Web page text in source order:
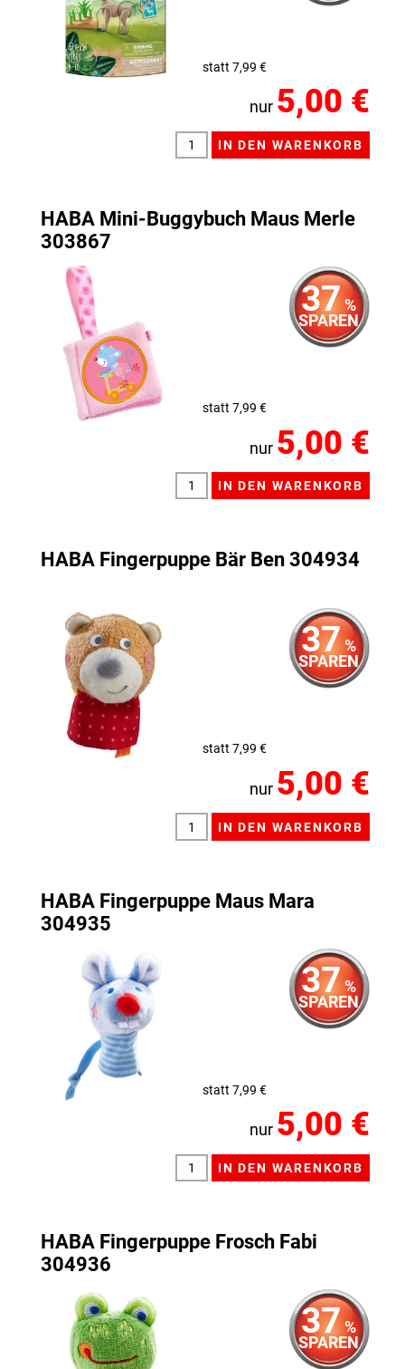
statt 7,99 €
nur 5,00 €
HABA Mini-Buggybuch Maus Merle
303867
37 %
SPAREN
statt 7,99 €
nur 5,00 €
HABA Fingerpuppe Bär Ben 304934
37 %
SPAREN
statt 7,99 €
nur 5,00 €
HABA Fingerpuppe Maus Mara
304935
37 %
SPAREN
statt 7,99 €
nur 5,00 €
HABA Fingerpuppe Frosch Fabi
304936
37 %
SPAREN